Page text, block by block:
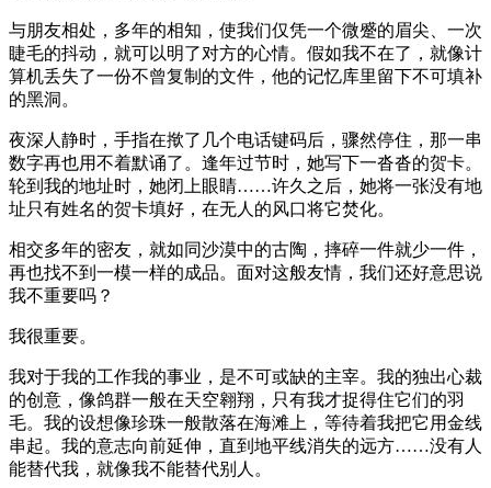
与朋友相处，多年的相知，使我们仅凭一个微蹙的眉尖、一次
睫毛的抖动，就可以明了对方的心情。假如我不在了，就像计
算机丢失了一份不曾复制的文件，他的记忆库里留下不可填补
的黑洞。
夜深人静时，手指在揿了几个电话键码后，骤然停住，那一串
数字再也用不着默诵了。逢年过节时，她写下一沓沓的贺卡。
轮到我的地址时，她闭上眼睛……许久之后，她将一张没有地
址只有姓名的贺卡填好，在无人的风口将它焚化。
相交多年的密友，就如同沙漠中的古陶，摔碎一件就少一件，
再也找不到一模一样的成品。面对这般友情，我们还好意思说
我不重要吗？
我很重要。
我对于我的工作我的事业，是不可或缺的主宰。我的独出心裁
的创意，像鸽群一般在天空翱翔，只有我才捉得住它们的羽
毛。我的设想像珍珠一般散落在海滩上，等待着我把它用金线
串起。我的意志向前延伸，直到地平线消失的远方……没有人
能替代我，就像我不能替代别人。